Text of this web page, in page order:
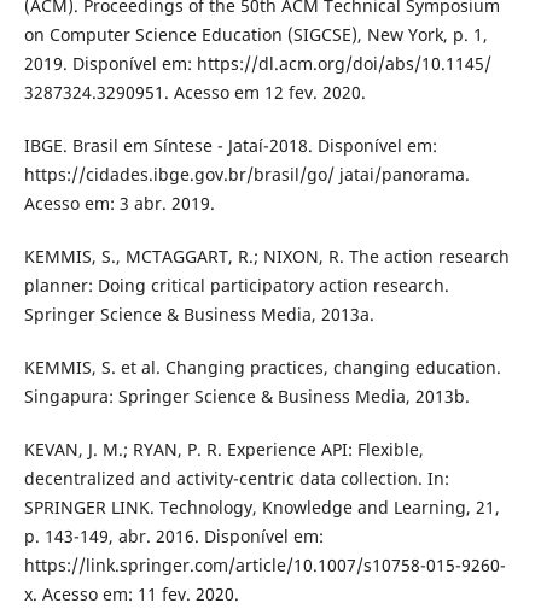
(ACM). Proceedings of the 50th ACM Technical Symposium
on Computer Science Education (SIGCSE), New York, p. 1,
2019. Disponível em: https://dl.acm.org/doi/abs/10.1145/
3287324.3290951. Acesso em 12 fev. 2020.
IBGE. Brasil em Síntese - Jataí-2018. Disponível em:
https://cidades.ibge.gov.br/brasil/go/ jatai/panorama.
Acesso em: 3 abr. 2019.
KEMMIS, S., MCTAGGART, R.; NIXON, R. The action research
planner: Doing critical participatory action research.
Springer Science & Business Media, 2013a.
KEMMIS, S. et al. Changing practices, changing education.
Singapura: Springer Science & Business Media, 2013b.
KEVAN, J. M.; RYAN, P. R. Experience API: Flexible,
decentralized and activity-centric data collection. In:
SPRINGER LINK. Technology, Knowledge and Learning, 21,
p. 143-149, abr. 2016. Disponível em:
https://link.springer.com/article/10.1007/s10758-015-9260-
x. Acesso em: 11 fev. 2020.